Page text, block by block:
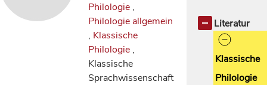
Philologie ,
Philologie allgemein
, Klassische
Philologie ,
Klassische
Sprachwissenschaft
Literatur
Klassische
Philologie